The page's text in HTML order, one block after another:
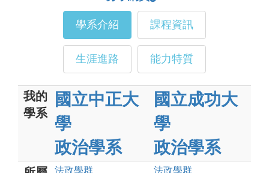
學系介紹 課程資訊
生涯進路 能力特質
我的
學系
國立中正大
學
政治學系
國立成功大
學
政治學系
法政學群
法政學群